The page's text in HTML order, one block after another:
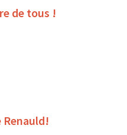
de tous !
Renauld!